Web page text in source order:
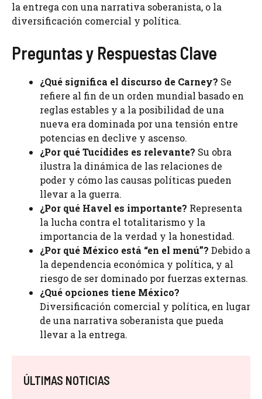
la entrega con una narrativa soberanista, o la
diversificación comercial y política.
Preguntas y Respuestas Clave
¿Qué significa el discurso de Carney? Se
refiere al fin de un orden mundial basado en
reglas estables y a la posibilidad de una
nueva era dominada por una tensión entre
potencias en declive y ascenso.
¿Por qué Tucídides es relevante? Su obra
ilustra la dinámica de las relaciones de
poder y cómo las causas políticas pueden
llevar a la guerra.
¿Por qué Havel es importante? Representa
la lucha contra el totalitarismo y la
importancia de la verdad y la honestidad.
¿Por qué México está “en el menú”? Debido a
la dependencia económica y política, y al
riesgo de ser dominado por fuerzas externas.
¿Qué opciones tiene México?
Diversificación comercial y política, en lugar
de una narrativa soberanista que pueda
llevar a la entrega.
ÚLTIMAS NOTICIAS